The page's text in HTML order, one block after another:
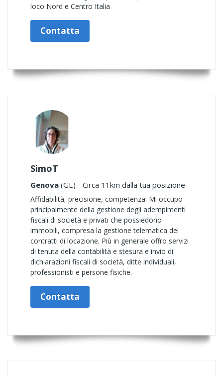
loco Nord e Centro Italia
Contatta
SimoT
Genova (GE) - Circa 11km dalla tua posizione
Affidabilità, precisione, competenza. Mi occupo
principalmente della gestione degli adempimenti
fiscali di società e privati che possiedono
immobili, compresa la gestione telematica dei
contratti di locazione. Più in generale offro servizi
di tenuta della contabilità e stesura e invio di
dichiarazioni fiscali di società, ditte individuali,
professionisti e persone fisiche.
Contatta